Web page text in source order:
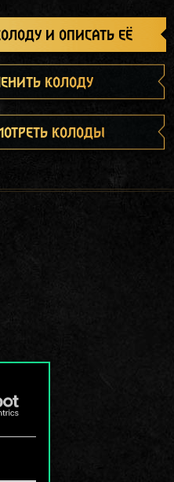
и описать её
колоду
колоды